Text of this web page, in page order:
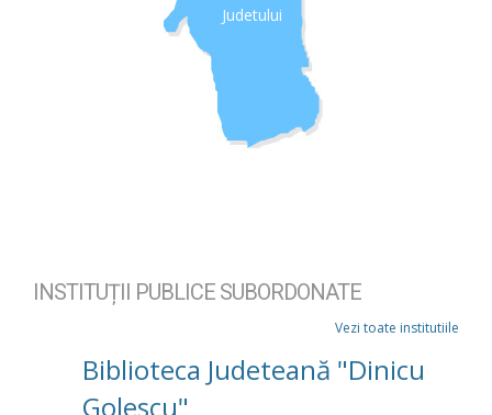
Judetului
INSTITUȚII PUBLICE SUBORDONATE
Vezi toate institutiile
Biblioteca Judeteană "Dinicu
Golescu"